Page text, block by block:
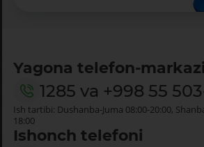
Yagona telefon-markazi
1285 va +998 55
Ish tartibi: Dushanba-Juma 08:00-20:00,
18:00
Ishonch telefoni